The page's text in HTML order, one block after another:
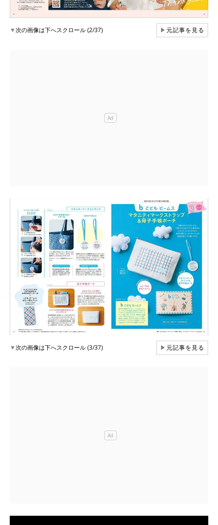
▼次の画像は下へスクロール (2/37) ▶元記事を見る
▼次の画像は下へスクロール (3/37) ▶元記事を見る